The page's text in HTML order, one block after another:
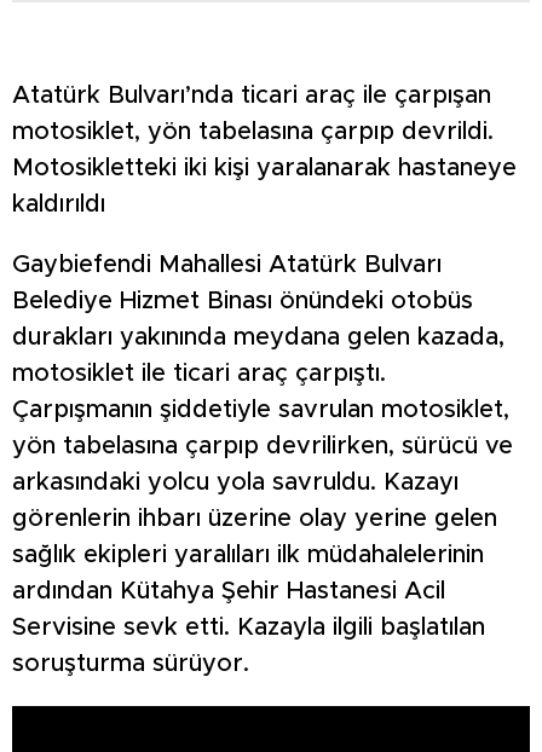
Atatürk Bulvarı’nda ticari araç ile çarpışan
motosiklet, yön tabelasına çarpıp devrildi.
Motosikletteki iki kişi yaralanarak hastaneye
kaldırıldı
Gaybiefendi Mahallesi Atatürk Bulvarı
Belediye Hizmet Binası önündeki otobüs
durakları yakınında meydana gelen kazada,
motosiklet ile ticari araç çarpıştı.
Çarpışmanın şiddetiyle savrulan motosiklet,
yön tabelasına çarpıp devrilirken, sürücü ve
arkasındaki yolcu yola savruldu. Kazayı
görenlerin ihbarı üzerine olay yerine gelen
sağlık ekipleri yaralıları ilk müdahalelerinin
ardından Kütahya Şehir Hastanesi Acil
Servisine sevk etti. Kazayla ilgili başlatılan
soruşturma sürüyor.